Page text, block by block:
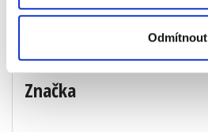
Odmítnout
Specifikace produktu
Značka